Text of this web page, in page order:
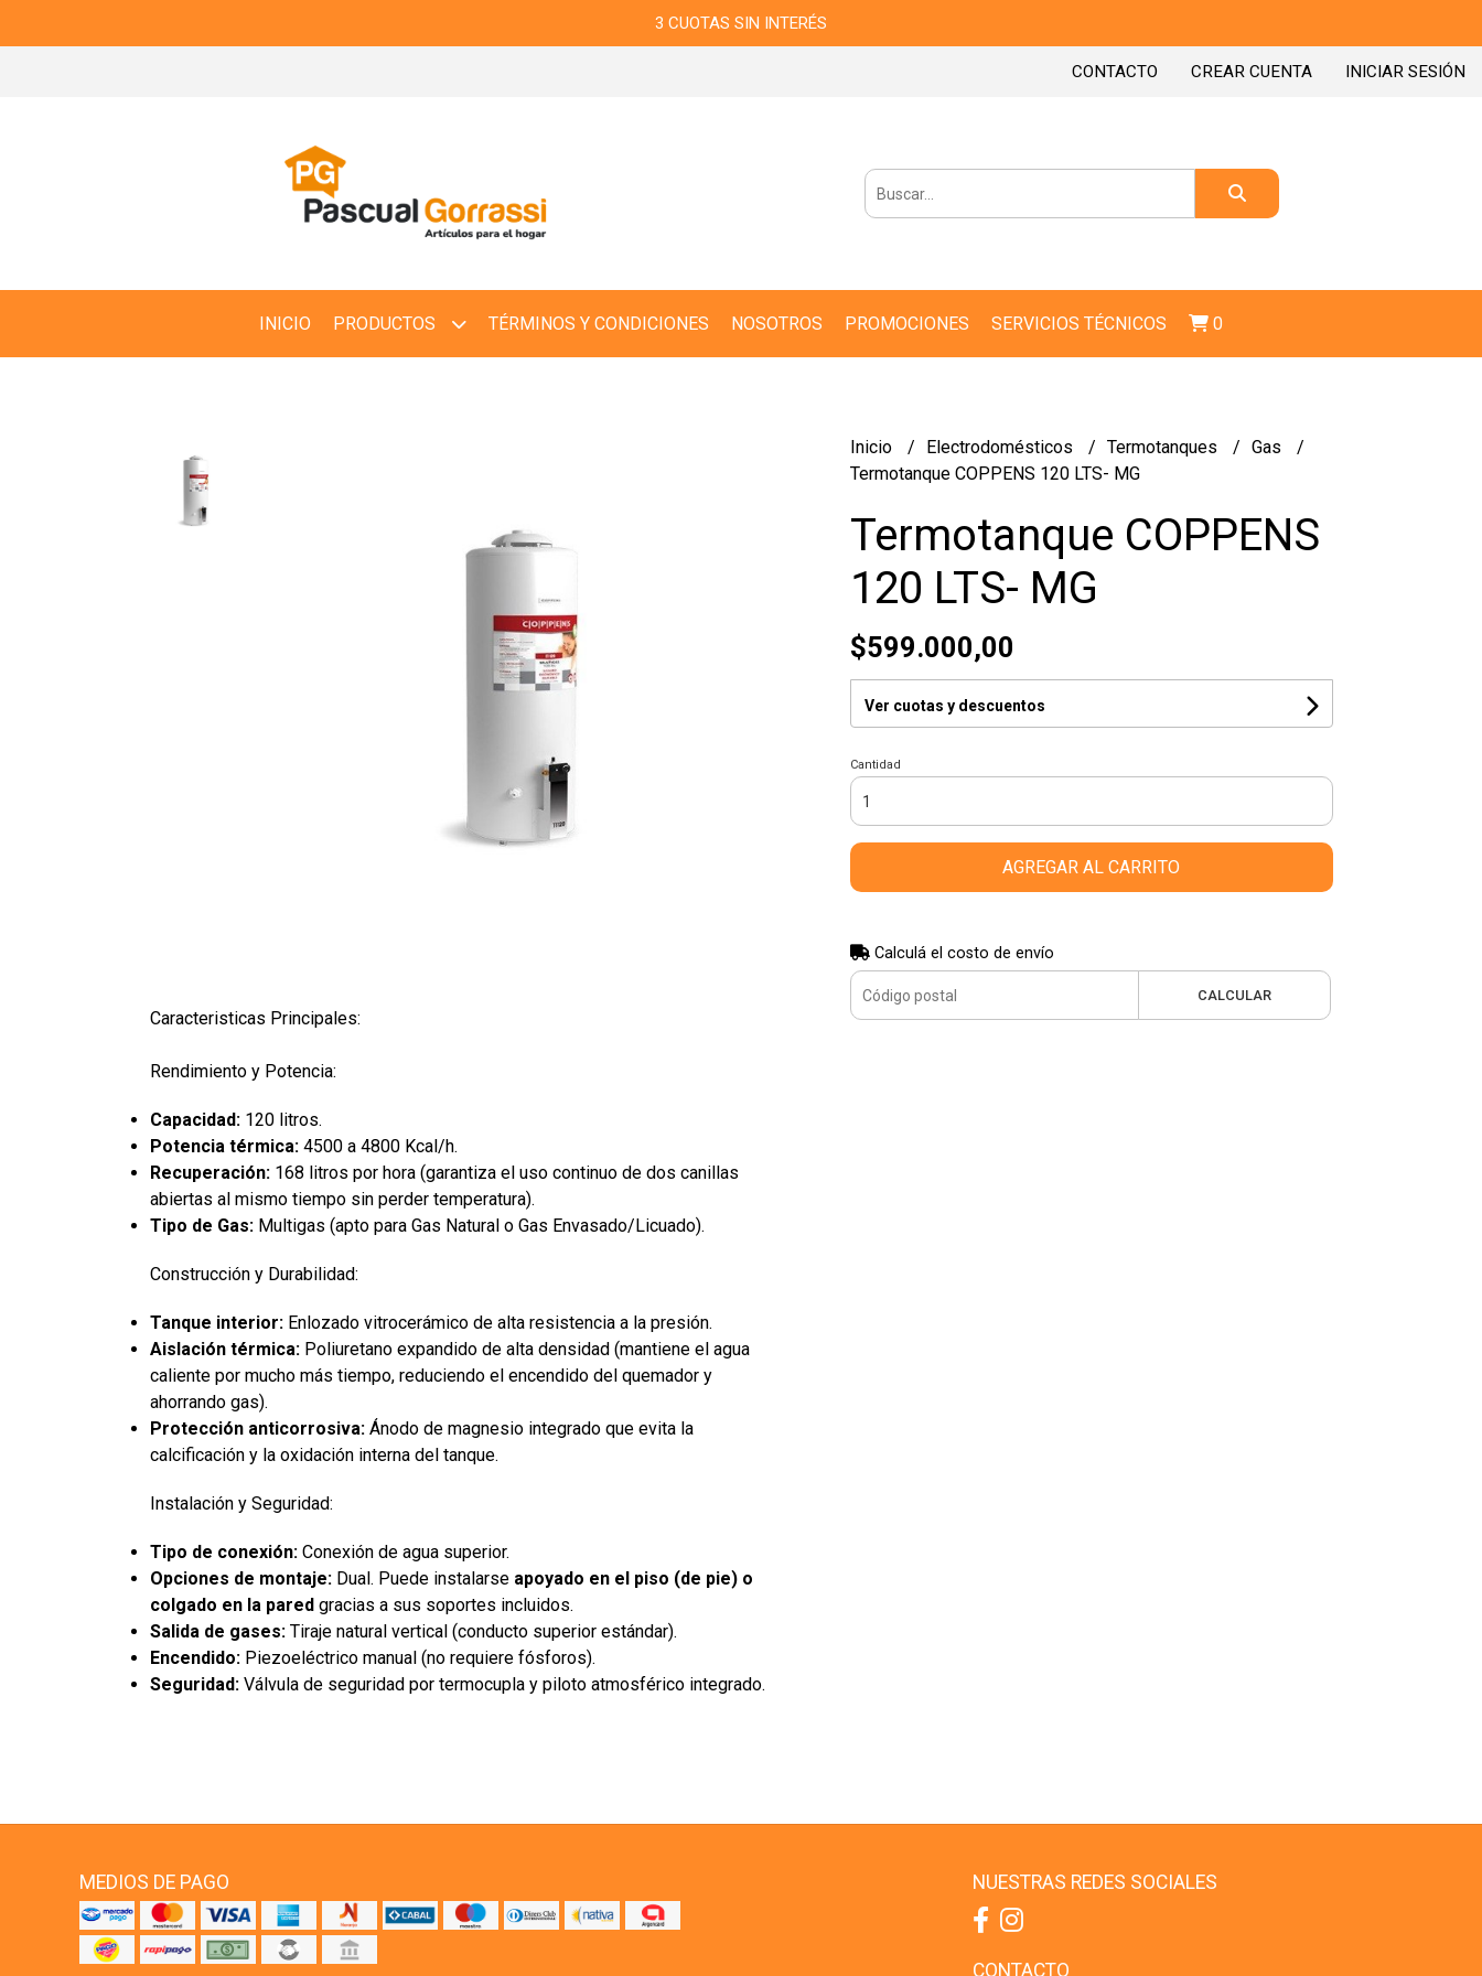
3 CUOTAS SIN INTERÉS
CONTACTO CREAR CUENTA INICIAR SESIÓN
INICIO PRODUCTOS TÉRMINOS Y CONDICIONES NOSOTROS PROMOCIONES SERVICIOS TÉCNICOS 0
Caracteristicas Principales:
Rendimiento y Potencia:
Capacidad:120 litros.
Potencia térmica:4500 a 4800 Kcal/h.
Recuperación:168 litros por hora (garantiza el uso continuo de dos canillas
abiertas al mismo tiempo sin perder temperatura).
Tipo de Gas:Multigas (apto para Gas Natural o Gas Envasado/Licuado).
Construcción y Durabilidad:
Tanque interior:Enlozado vitrocerámico de alta resistencia a la presión.
Aislación térmica:Poliuretano expandido de alta densidad (mantiene el agua
caliente por mucho más tiempo, reduciendo el encendido del quemador y
ahorrando gas).
Protección anticorrosiva:Ánodo de magnesio integrado que evita la
calcificación y la oxidación interna del tanque.
Instalación y Seguridad:
Tipo de conexión:Conexión de agua superior.
Opciones de montaje:Dual. Puede instalarse apoyado en el piso (de pie) o
colgado en la pared gracias a sus soportes incluidos.
Salida de gases:Tiraje natural vertical (conducto superior estándar).
Encendido:Piezoeléctrico manual (no requiere fósforos).
Seguridad:Válvula de seguridad por termocupla y piloto atmosférico integrado.
Inicio Electrodomésticos Termotanques
Gas
Termotanque COPPENS 120 LTS- MG
Termotanque COPPENS
120 LTS- MG
$599.000,00
Ver cuotas y descuentos
Cantidad
AGREGAR AL CARRITO
Calculá el costo de envío
CALCULAR
MEDIOS DE PAGO NUESTRAS REDES SOCIALES
CONTACTO